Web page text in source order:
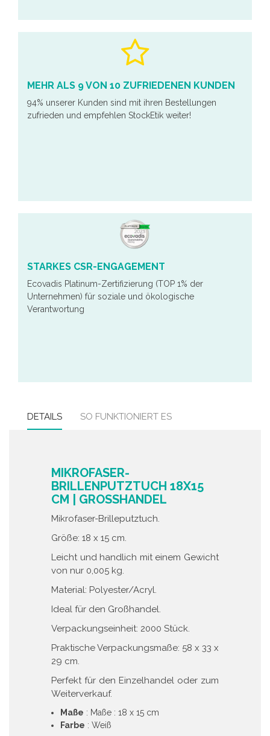
MEHR ALS 9 VON 10 ZUFRIEDENEN KUNDEN
94% unserer Kunden sind mit ihren Bestellungen
zufrieden und empfehlen StockEtik weiter!
STARKES CSR-ENGAGEMENT
Ecovadis Platinum-Zertifizierung (TOP 1% der
Unternehmen) für soziale und ökologische
Verantwortung
DETAILS SO FUNKTIONIERT ES
MIKROFASER-
BRILLENPUTZTUCH 18X15
CM | GROSSHANDEL
Mikrofaser-Brilleputztuch.
Größe: 18 x 15 cm.
Leicht und handlich mit einem Gewicht
von nur 0,005 kg.
Material: Polyester/Acryl.
Ideal für den Großhandel.
Verpackungseinheit: 2000 Stück.
Praktische Verpackungsmaße: 58 x 33 x
29 cm.
Perfekt für den Einzelhandel oder zum
Weiterverkauf.
Maße : Maße : 18 x 15 cm
Farbe : Weiß